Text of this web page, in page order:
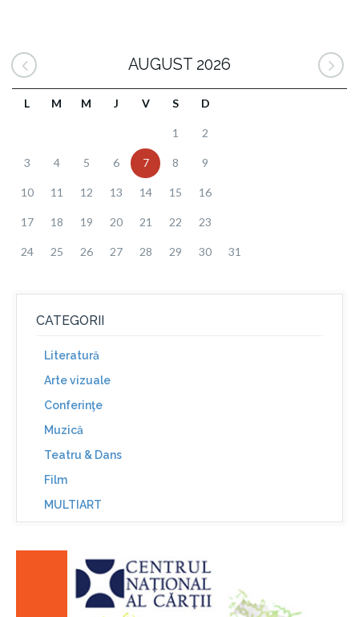
AUGUST 2026
L M M J V S D
1 2
3 4 5 6 7 8 9
10 11 12 13 14 15 16
17 18 19 20 21 22 23
24 25 26 27 28 29 30 31
CATEGORII
Literatură
Arte vizuale
Conferinţe
Muzică
Teatru & Dans
Film
MULTIART